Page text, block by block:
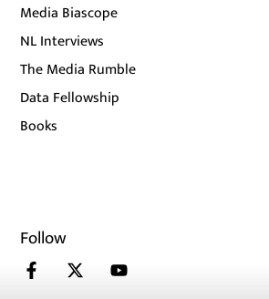
Media Biascope
NL Interviews
The Media Rumble
Data Fellowship
Books
Follow